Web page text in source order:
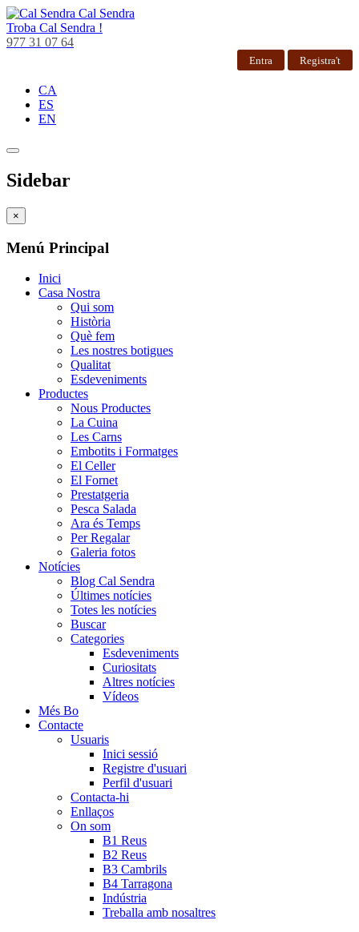
Cal Sendra
Troba Cal Sendra !
977 31 07 64
Entra Registra't
CA
ES
EN
Sidebar
×
Menú Principal
Inici
Casa Nostra
Qui som
Història
Què fem
Les nostres botigues
Qualitat
Esdeveniments
Productes
Nous Productes
La Cuina
Les Carns
Embotits i Formatges
El Celler
El Fornet
Prestatgeria
Pesca Salada
Ara és Temps
Per Regalar
Galeria fotos
Notícies
Blog Cal Sendra
Últimes notícies
Totes les notícies
Buscar
Categories
Esdeveniments
Curiositats
Altres notícies
Vídeos
Més Bo
Contacte
Usuaris
Inici sessió
Registre d'usuari
Perfil d'usuari
Contacta-hi
Enllaços
On som
B1 Reus
B2 Reus
B3 Cambrils
B4 Tarragona
Indústria
Treballa amb nosaltres